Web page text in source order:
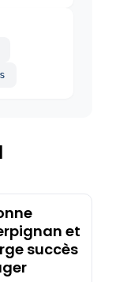
et
succès